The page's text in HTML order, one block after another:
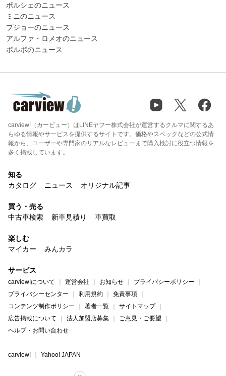
ポルシェのニュース
ミニのニュース
プジョーのニュース
アルファ・ロメオのニュース
ボルボのニュース
carview!（カービュー）はLINEヤフー株式会社が運営するクルマに関するあ
らゆる情報やサービスを提供するサイトです。価格やスペックなどの公式情
報から、ユーザーや専門家のリアルなレビューまで購入検討に役立つ情報を
多く掲載しています。
知る
カタログ
ニュース オリジナル記事
買う・売る
中古車検索
新車見積り 車買取
楽しむ
マイカー
みんカラ
サービス
carview!について 運営会社 お知らせ
プライバシーポリシー
プライバシーセンター
利用規約
免責事項
コンテンツ制作ポリシー
著者一覧
サイトマップ
広告掲載について
法人加盟店募集
ご意見・ご要望
ヘルプ・お問い合わせ
carview! Yahoo! JAPAN